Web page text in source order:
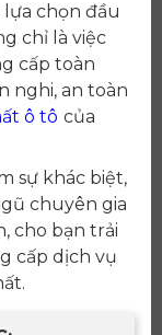
lựa chọn đầu
chỉ là việc
cấp toàn
nghi, an toàn
ô tô của
sự khác biệt,
chuyên gia
cho bạn trải
cấp dịch vụ